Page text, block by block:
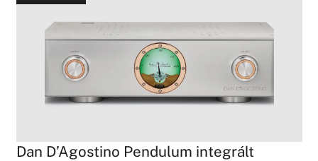
Dan D’Agostino Pendulum integrált